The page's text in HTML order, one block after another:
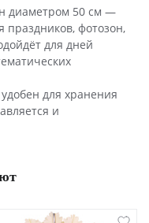
диаметром 50 см —
праздников, фотозон,
для дней
для хранения
и